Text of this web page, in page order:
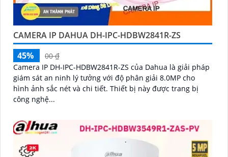
CAMERA IP DAHUA DH-IPC-HDBW2841R-ZS
45%
00 ₫
Camera IP DH-IPC-HDBW2841R-ZS của Dahua là giải pháp
giám sát an ninh lý tưởng với độ phân giải 8.0MP cho
hình ảnh sắc nét và chi tiết. Thiết bị này được trang bị
công nghệ...